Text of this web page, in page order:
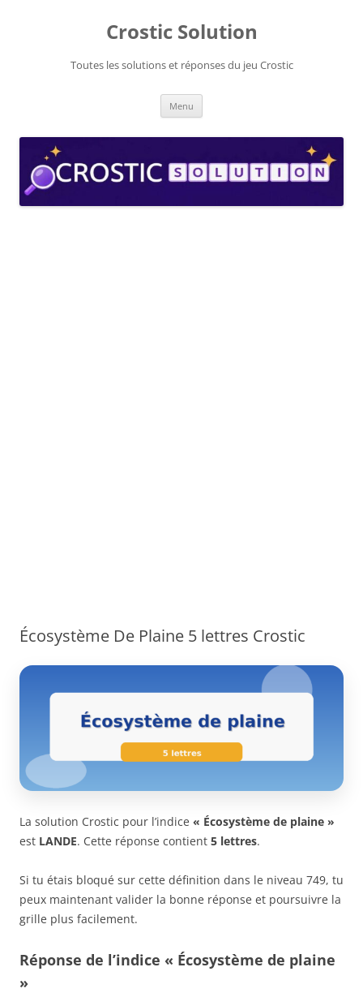
Crostic Solution
Toutes les solutions et réponses du jeu Crostic
Menu
Écosystème De Plaine 5 lettres Crostic
La solution Crostic pour l’indice « Écosystème de plaine »
est LANDE. Cette réponse contient 5 lettres.
Si tu étais bloqué sur cette définition dans le niveau 749, tu
peux maintenant valider la bonne réponse et poursuivre la
grille plus facilement.
Réponse de l’indice « Écosystème de plaine
»